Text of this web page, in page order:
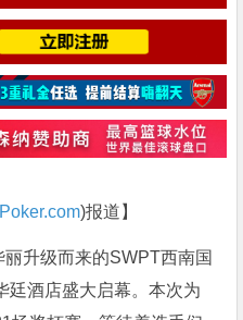
)报道】
丽升级而来的SWPT西南国
廷酒店盛大启幕。本次为